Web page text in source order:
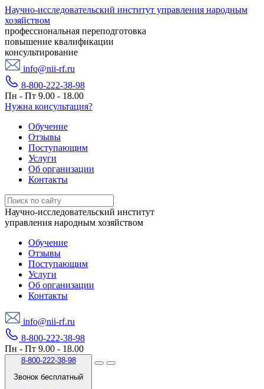
Научно-исследовательский институт управления народным
хозяйством
профессиональная переподготовка
повышение квалификации
консультирование
info@nii-rf.ru
8-800-222-38-98
Пн - Пт 9.00 - 18.00
Нужна консультация?
Обучение
Отзывы
Поступающим
Услуги
Об организации
Контакты
Научно-исследовательский институт
управления народным хозяйством
Обучение
Отзывы
Поступающим
Услуги
Об организации
Контакты
info@nii-rf.ru
8-800-222-38-98
Пн - Пт 9.00 - 18.00
8-800-222-38-98
Звонок бесплатный